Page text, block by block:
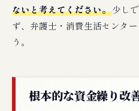
ないと考えてください。少し
ず、弁護士・消費生活センタ
う。
根本的な資金繰り改